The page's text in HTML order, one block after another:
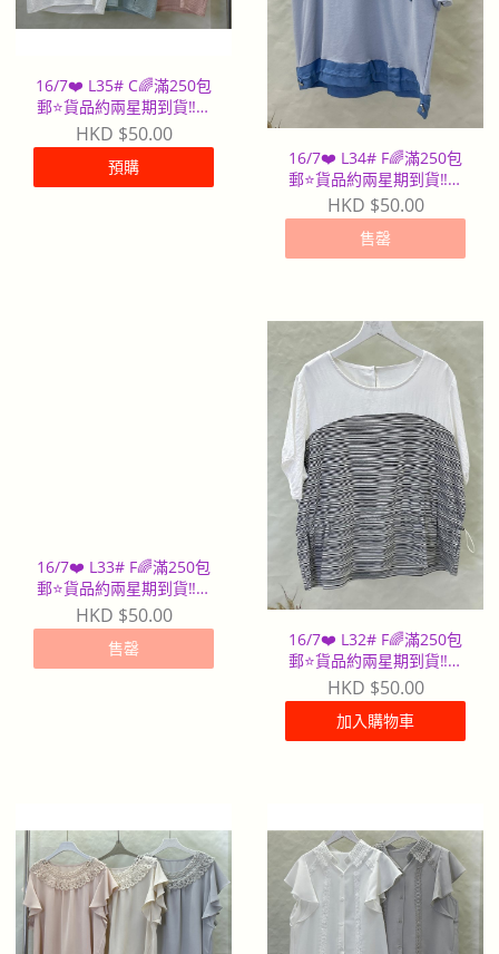
16/7❤️ L35# C🌈滿250包
郵⭐️貨品約兩星期到貨‼️早
到早派
HKD $50.00
預購
16/7❤️ L34# F🌈滿250包
郵⭐️貨品約兩星期到貨‼️早
到早派
HKD $50.00
售罄
16/7❤️ L33# F🌈滿250包
郵⭐️貨品約兩星期到貨‼️早
到早派
HKD $50.00
售罄
16/7❤️ L32# F🌈滿250包
郵⭐️貨品約兩星期到貨‼️早
到早派
HKD $50.00
加入購物車